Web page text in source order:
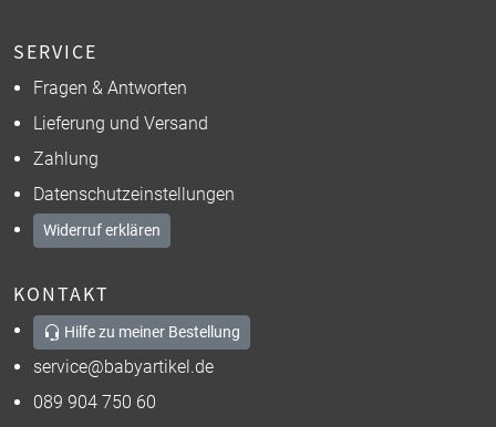
SERVICE
Fragen & Antworten
Lieferung und Versand
Zahlung
Datenschutzeinstellungen
Widerruf erklären
KONTAKT
Hilfe zu meiner Bestellung
service@babyartikel.de
089 904 750 60